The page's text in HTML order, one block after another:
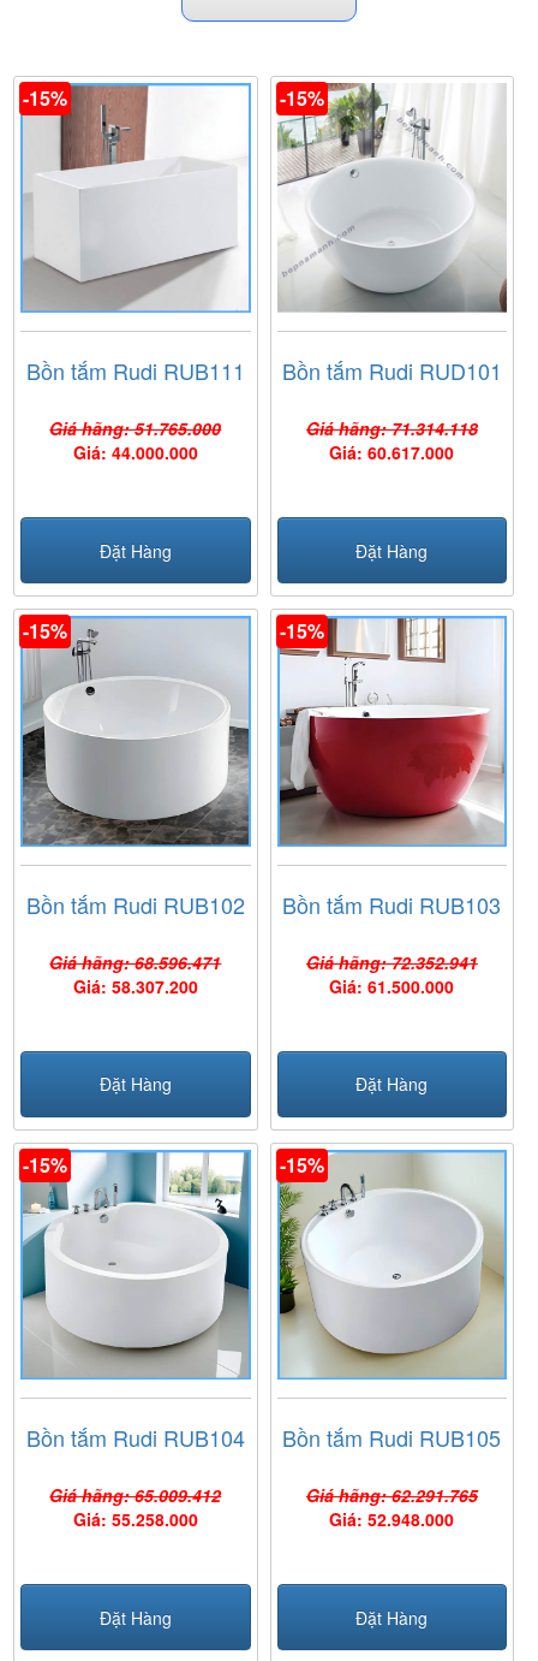
-15%
Bồn tắm Rudi RUB111
Giá hãng: 51.765.000
Giá: 44.000.000
Đặt Hàng
-15%
Bồn tắm Rudi RUD101
Giá hãng: 71.314.118
Giá: 60.617.000
Đặt Hàng
-15%
Bồn tắm Rudi RUB102
Giá hãng: 68.596.471
Giá: 58.307.200
Đặt Hàng
-15%
Bồn tắm Rudi RUB103
Giá hãng: 72.352.941
Giá: 61.500.000
Đặt Hàng
-15%
Bồn tắm Rudi RUB104
Giá hãng: 65.009.412
Giá: 55.258.000
Đặt Hàng
-15%
Bồn tắm Rudi RUB105
Giá hãng: 62.291.765
Giá: 52.948.000
Đặt Hàng